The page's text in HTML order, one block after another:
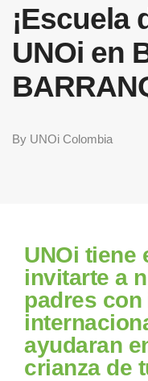
¡Escuela
UNOi en
By UNOi Colombia
UNOi tiene
invitarte a
padres
ayudaran
crianza de